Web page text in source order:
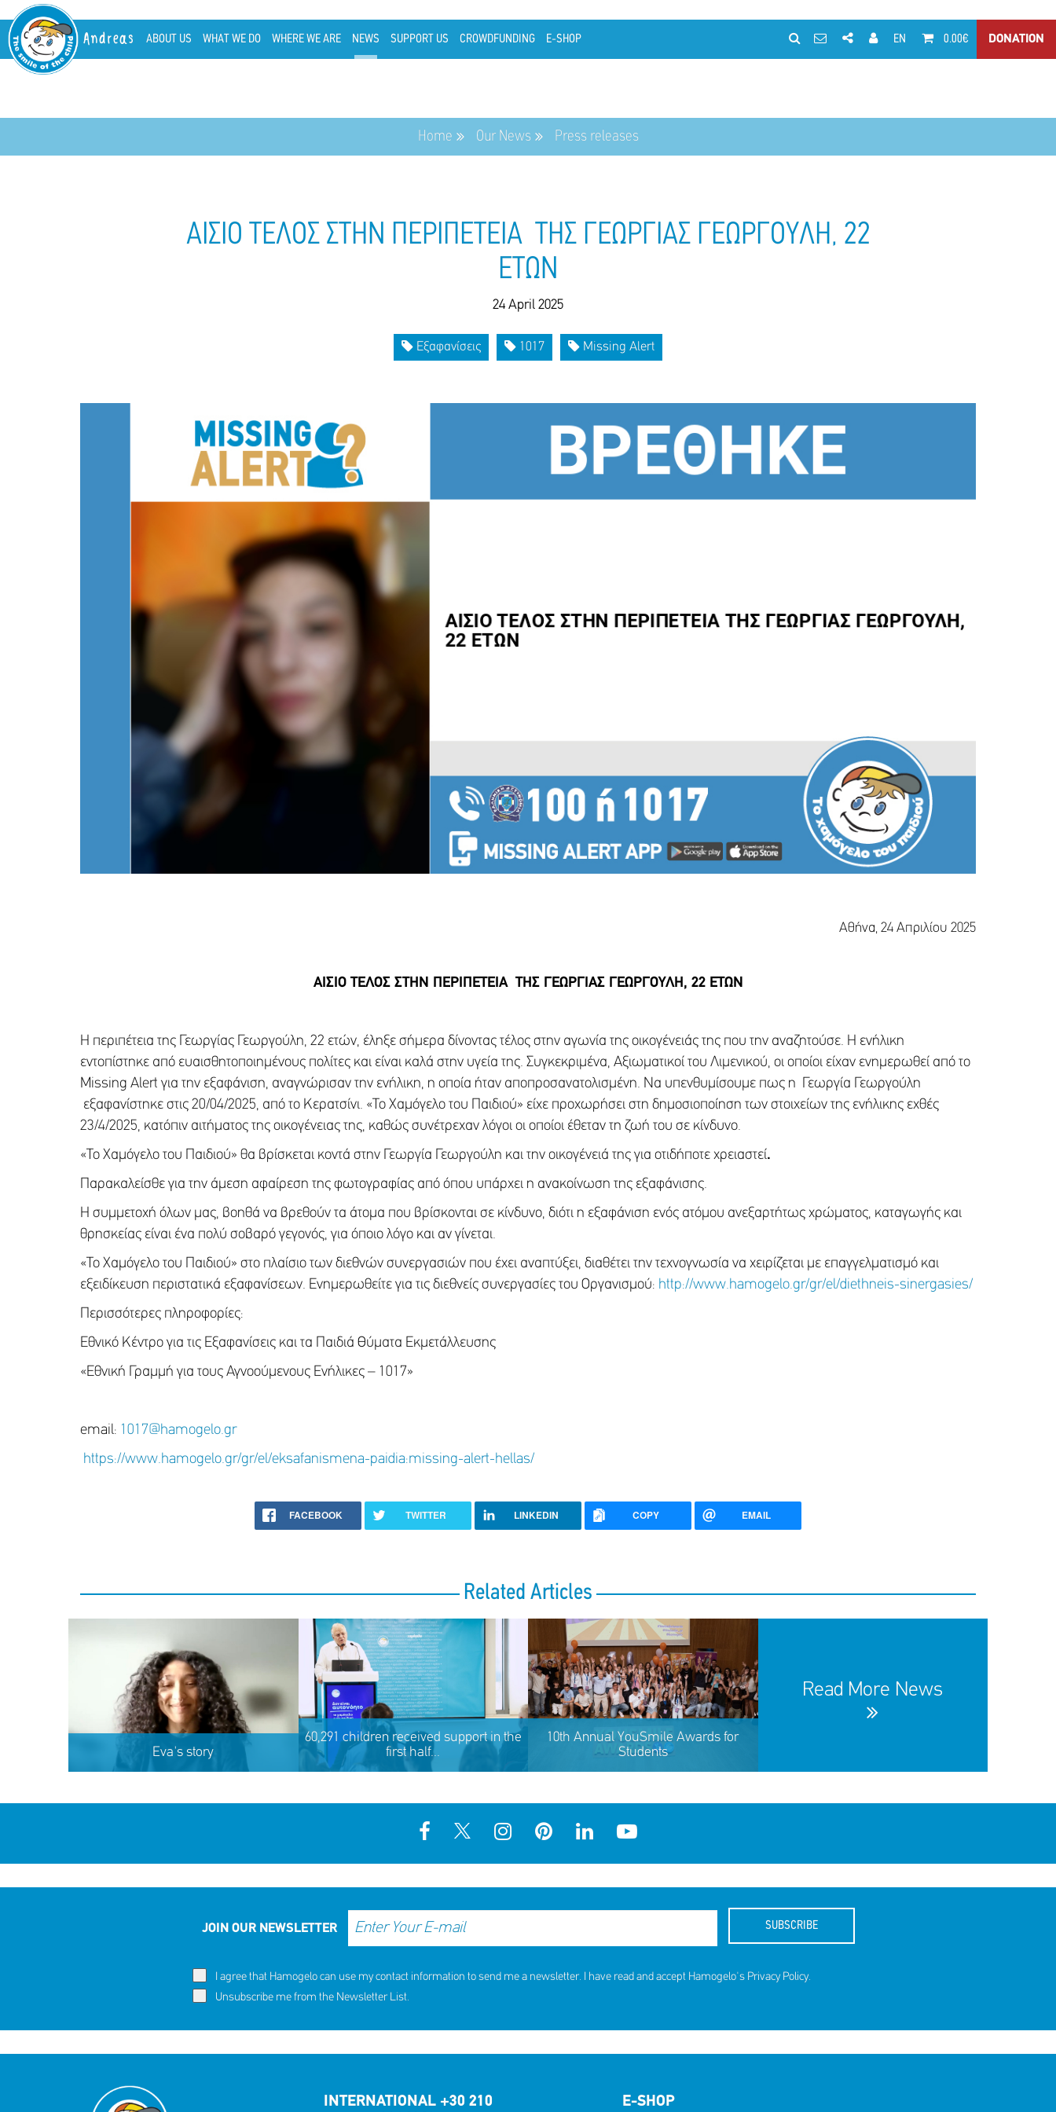
Andreas ABOUT US WHAT WE DO WHERE WE ARE NEWS SUPPORT US CROWDFUNDING E-SHOP EN 0.00€ DONATION
Home Our News Press releases
ΑΙΣΙΟ ΤΕΛΟΣ ΣΤΗΝ ΠΕΡΙΠΕΤΕΙΑ ΤΗΣ ΓΕΩΡΓΙΑΣ ΓΕΩΡΓΟΥΛΗ, 22
ΕΤΩΝ
24 April 2025
Εξαφανίσεις 1017 Missing Alert
Αθήνα, 24 Απριλίου 2025
ΑΙΣΙΟ ΤΕΛΟΣ ΣΤΗΝ ΠΕΡΙΠΕΤΕΙΑ ΤΗΣ ΓΕΩΡΓΙΑΣ ΓΕΩΡΓΟΥΛΗ, 22 ΕΤΩΝ
Η περιπέτεια της Γεωργίας Γεωργούλη, 22 ετών, έληξε σήμερα δίνοντας τέλος στην αγωνία της οικογένειάς της που την αναζητούσε. Η ενήλικη
εντοπίστηκε από ευαισθητοποιημένους πολίτες και είναι καλά στην υγεία της. Συγκεκριμένα, Αξιωματικοί του Λιμενικού, οι οποίοι είχαν ενημερωθεί από το
Missing Alert για την εξαφάνιση, αναγνώρισαν την ενήλικη, η οποία ήταν αποπροσανατολισμένη. Να υπενθυμίσουμε πως η Γεωργία Γεωργούλη
εξαφανίστηκε στις 20/04/2025, από το Κερατσίνι. «Το Χαμόγελο του Παιδιού» είχε προχωρήσει στη δημοσιοποίηση των στοιχείων της ενήλικης εχθές
23/4/2025, κατόπιν αιτήματος της οικογένειας της, καθώς συνέτρεχαν λόγοι οι οποίοι έθεταν τη ζωή του σε κίνδυνο.
«Το Χαμόγελο του Παιδιού» θα βρίσκεται κοντά στην Γεωργία Γεωργούλη και την οικογένειά της για οτιδήποτε χρειαστεί.
Παρακαλείσθε για την άμεση αφαίρεση της φωτογραφίας από όπου υπάρχει η ανακοίνωση της εξαφάνισης.
Η συμμετοχή όλων μας, βοηθά να βρεθούν τα άτομα που βρίσκονται σε κίνδυνο, διότι η εξαφάνιση ενός ατόμου ανεξαρτήτως χρώματος, καταγωγής και
θρησκείας είναι ένα πολύ σοβαρό γεγονός, για όποιο λόγο και αν γίνεται.
«Το Χαμόγελο του Παιδιού» στο πλαίσιο των διεθνών συνεργασιών που έχει αναπτύξει, διαθέτει την τεχνογνωσία να χειρίζεται με επαγγελματισμό και
εξειδίκευση περιστατικά εξαφανίσεων. Ενημερωθείτε για τις διεθνείς συνεργασίες του Οργανισμού: http://www.hamogelo.gr/gr/el/diethneis-sinergasies/
Περισσότερες πληροφορίες:
Εθνικό Κέντρο για τις Εξαφανίσεις και τα Παιδιά Θύματα Εκμετάλλευσης
«Εθνική Γραμμή για τους Αγνοούμενους Ενήλικες – 1017»
email: 1017@hamogelo.gr
https://www.hamogelo.gr/gr/el/eksafanismena-paidia:missing-alert-hellas/
FACEBOOK TWITTER LINKEDIN COPY EMAIL
Related Articles
Eva's story
Eva's story
60,291 children received support in the
first half...
60,291 children received support in the
first half of 2026
10th Annual YouSmile Awards for
Students
10th Annual YouSmile Awards for
Read More News
JOIN OUR NEWSLETTER SUBSCRIBE
I agree that Hamogelo can use my contact information to send me a newsletter. I have read and accept Hamogelo's Privacy Policy.
Unsubscribe me from the Newsletter List.
INTERNATIONAL +30 210
E-SHOP